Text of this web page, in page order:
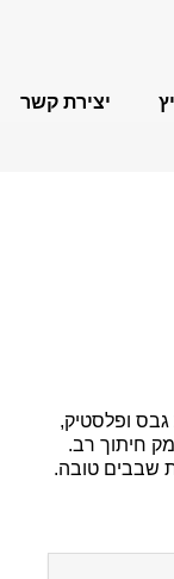
יצירת קשר
גבס ופלסטיק,
חיתוך רב.
שבבים טובה.